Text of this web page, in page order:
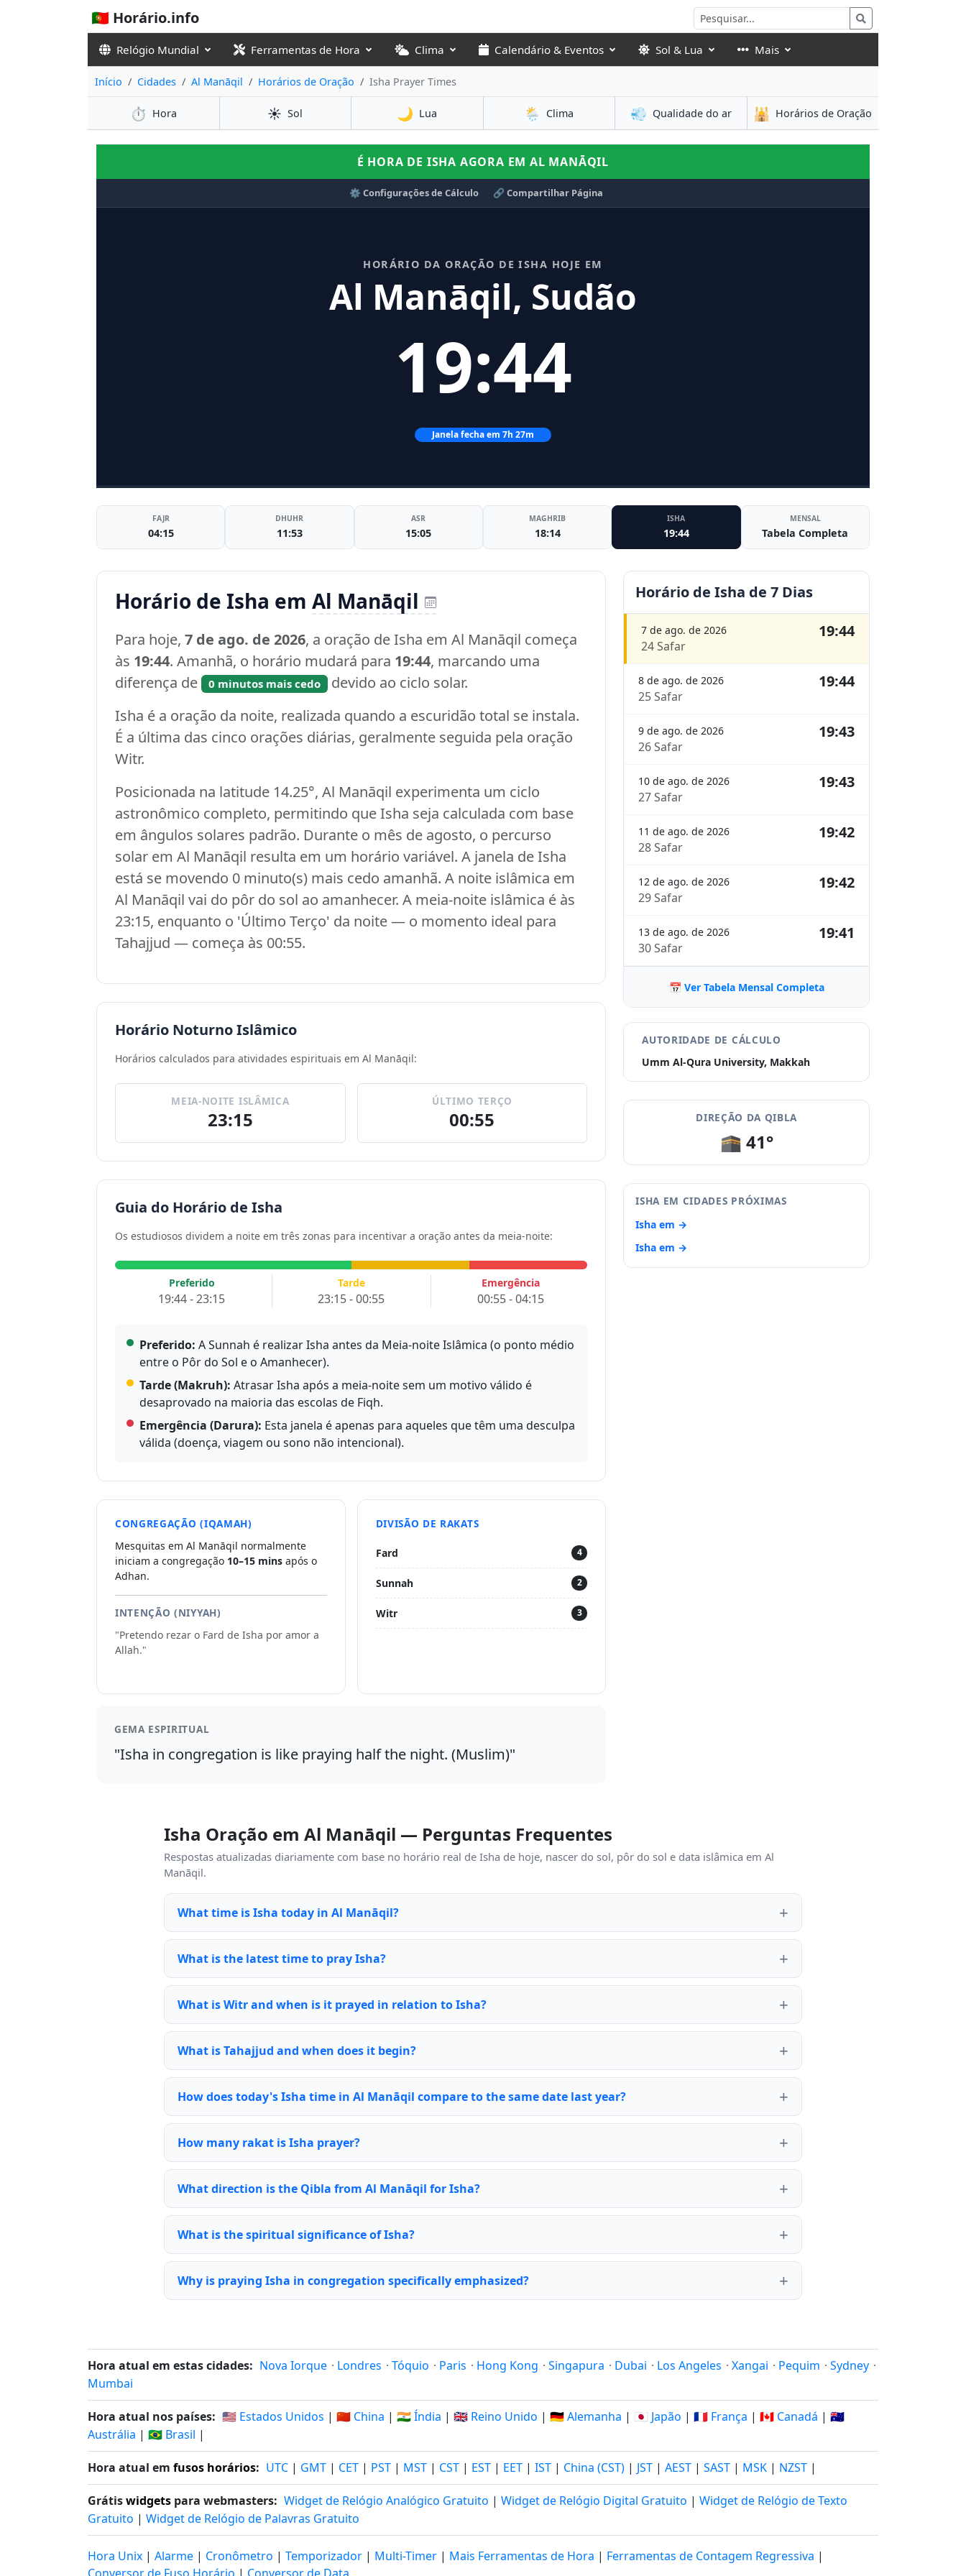
🇵🇹 Horário.info
Relógio Mundial Ferramentas de Hora Clima Calendário & Eventos Sol & Lua Mais
Início Cidades Al Manāqil Horários de Oração Isha Prayer Times
⏱️ Hora ☀️ Sol 🌙 Lua 🌦️ Clima 💨 Qualidade do ar 🕌 Horários de Oração
É HORA DE ISHA AGORA EM AL MANĀQIL
⚙️ Configurações de Cálculo 🔗 Compartilhar Página
HORÁRIO DA ORAÇÃO DE ISHA HOJE EM
Al Manāqil, Sudão
19:44
Janela fecha em 7h 27m
FAJR
04:15
DHUHR
11:53
ASR
15:05
MAGHRIB
18:14
ISHA
19:44
MENSAL
Tabela Completa
Horário de Isha em Al Manāqil
Para hoje, 7 de ago. de 2026, a oração de Isha em Al Manāqil começa
às 19:44. Amanhã, o horário mudará para 19:44, marcando uma
diferença de
0 minutos mais cedo devido ao ciclo solar.
Isha é a oração da noite, realizada quando a escuridão total se instala.
É a última das cinco orações diárias, geralmente seguida pela oração
Witr.
Posicionada na latitude 14.25°, Al Manāqil experimenta um ciclo
astronômico completo, permitindo que Isha seja calculada com base
em ângulos solares padrão. Durante o mês de agosto, o percurso
solar em Al Manāqil resulta em um horário variável. A janela de Isha
está se movendo 0 minuto(s) mais cedo amanhã. A noite islâmica em
Al Manāqil vai do pôr do sol ao amanhecer. A meia-noite islâmica é às
23:15, enquanto o 'Último Terço' da noite — o momento ideal para
Tahajjud — começa às 00:55.
Horário Noturno Islâmico
Horários calculados para atividades espirituais em Al Manāqil:
MEIA-NOITE ISLÂMICA
23:15
ÚLTIMO TERÇO
00:55
Guia do Horário de Isha
Os estudiosos dividem a noite em três zonas para incentivar a oração antes da meia-noite:
Preferido
19:44 - 23:15
Tarde
23:15 - 00:55
Emergência
00:55 - 04:15
Preferido: A Sunnah é realizar Isha antes da Meia-noite Islâmica (o ponto médio
entre o Pôr do Sol e o Amanhecer).
Tarde (Makruh): Atrasar Isha após a meia-noite sem um motivo válido é
desaprovado na maioria das escolas de Fiqh.
Emergência (Darura): Esta janela é apenas para aqueles que têm uma desculpa
válida (doença, viagem ou sono não intencional).
CONGREGAÇÃO (IQAMAH)
Mesquitas em Al Manāqil normalmente
iniciam a congregação 10–15 mins após o
Adhan.
INTENÇÃO (NIYYAH)
"Pretendo rezar o Fard de Isha por amor a
Allah."
DIVISÃO DE RAKATS
Fard 4
Sunnah 2
Witr 3
GEMA ESPIRITUAL
"Isha in congregation is like praying half the night. (Muslim)"
Horário de Isha de 7 Dias
7 de ago. de 2026
24 Safar
19:44
8 de ago. de 2026
25 Safar
19:44
9 de ago. de 2026
26 Safar
19:43
10 de ago. de 2026
27 Safar
19:43
11 de ago. de 2026
28 Safar
19:42
12 de ago. de 2026
29 Safar
19:42
13 de ago. de 2026
30 Safar
19:41
📅 Ver Tabela Mensal Completa
AUTORIDADE DE CÁLCULO
Umm Al-Qura University, Makkah
DIREÇÃO DA QIBLA
🕋 41°
ISHA EM CIDADES PRÓXIMAS
Isha em →
Isha em →
Isha Oração em Al Manāqil — Perguntas Frequentes
Respostas atualizadas diariamente com base no horário real de Isha de hoje, nascer do sol, pôr do sol e data islâmica em Al
Manāqil.
What time is Isha today in Al Manāqil?
What is the latest time to pray Isha?
What is Witr and when is it prayed in relation to Isha?
What is Tahajjud and when does it begin?
How does today's Isha time in Al Manāqil compare to the same date last year?
How many rakat is Isha prayer?
What direction is the Qibla from Al Manāqil for Isha?
What is the spiritual significance of Isha?
Why is praying Isha in congregation specifically emphasized?
Hora atual em estas cidades: Nova Iorque · Londres · Tóquio · Paris · Hong Kong · Singapura · Dubai · Los Angeles · Xangai · Pequim · Sydney ·
Mumbai
Hora atual nos países: 🇺🇸 Estados Unidos | 🇨🇳 China | 🇮🇳 Índia | 🇬🇧 Reino Unido | 🇩🇪 Alemanha | 🇯🇵 Japão | 🇫🇷 França | 🇨🇦 Canadá | 🇦🇺
Austrália | 🇧🇷 Brasil |
Hora atual em fusos horários: UTC | GMT | CET | PST | MST | CST | EST | EET | IST | China (CST) | JST | AEST | SAST | MSK | NZST |
Grátiswidgets para webmasters: Widget de Relógio Analógico Gratuito | Widget de Relógio Digital Gratuito | Widget de Relógio de Texto
Gratuito | Widget de Relógio de Palavras Gratuito
Hora Unix | Alarme | Cronômetro | Temporizador | Multi-Timer | Mais Ferramentas de Hora | Ferramentas de Contagem Regressiva |